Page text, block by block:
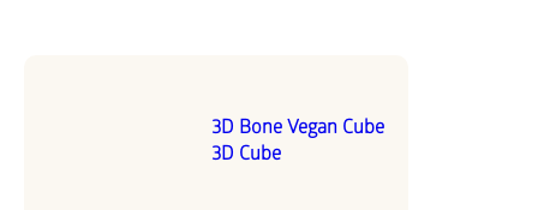
3D Bone Vegan Cube
3D Cube